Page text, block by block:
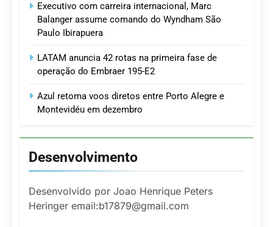
Executivo com carreira internacional, Marc
Balanger assume comando do Wyndham São
Paulo Ibirapuera
LATAM anuncia 42 rotas na primeira fase de
operação do Embraer 195-E2
Azul retoma voos diretos entre Porto Alegre e
Montevidéu em dezembro
Desenvolvimento
Desenvolvido por Joao Henrique Peters
Heringer email:b17879@gmail.com